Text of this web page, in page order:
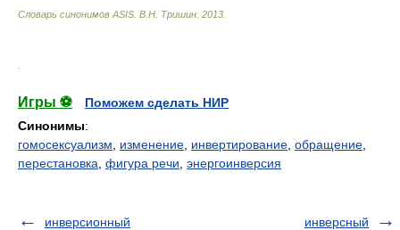
Словарь синонимов ASIS. В.Н. Тришин 2013
Игры ⚽
Поможем сделать НИР
Синонимы:
гомосексуализм
изменение инвертирование обращение
перестановка фигура речи энергоинверсия
инверсионный инверсный